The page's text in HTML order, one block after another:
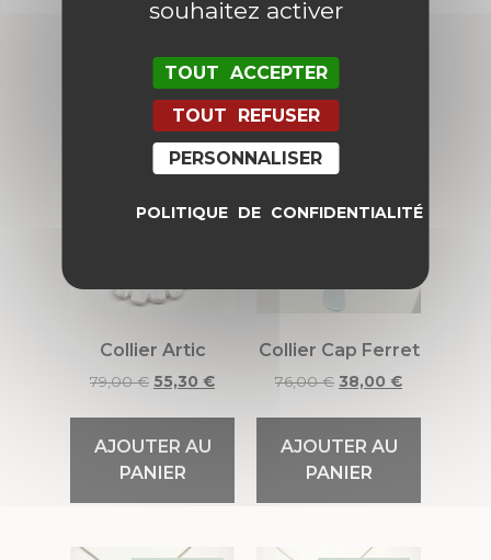
Produits similaires
Collier Artic
79,00€ 55,30 €
AJOUTER AU
PANIER
Collier Cap Ferret
76,00€ 38,00 €
AJOUTER AU
PANIER
souhaitez activer
TOUT ACCEPTER
TOUT REFUSER
PERSONNALISER
POLITIQUE DE CONFIDENTIALITÉ